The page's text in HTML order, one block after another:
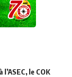
le COK